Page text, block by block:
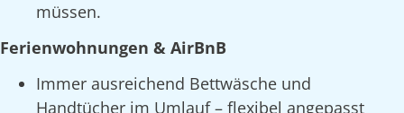
müssen.
Ferienwohnungen & AirBnB
Immer ausreichend Bettwäsche und
Handtücher im Umlauf – flexibel angepasst